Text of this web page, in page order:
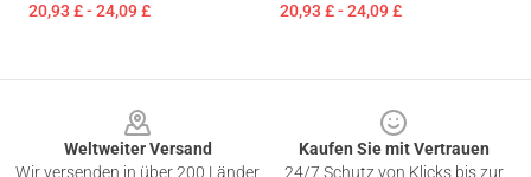
20,93 £ - 24,09 £ 20,93 £ - 24,09 £
Weltweiter Versand
Wir versenden in über 200 Länder
Kaufen Sie mit Vertrauen
24/7 Schutz von Klicks bis zur